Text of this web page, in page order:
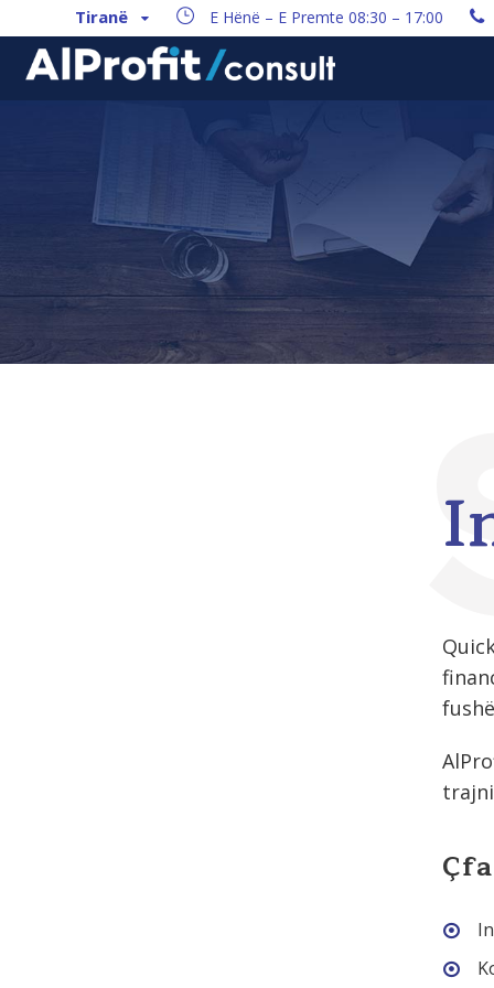
Tiranë E Hënë – E Premte 08:30 – 17:00